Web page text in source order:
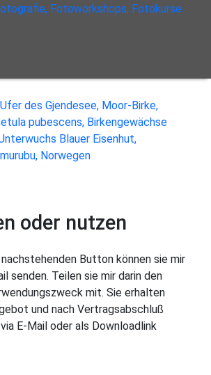
oder nutzen
Button können sie mir
senden. Teilen sie mir darin den
mit. Sie erhalten
und nach Vertragsabschluß
E-Mail oder als Downloadlink